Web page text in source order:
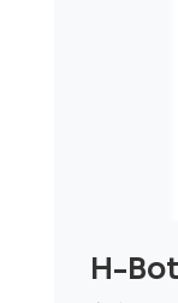
H-Bot